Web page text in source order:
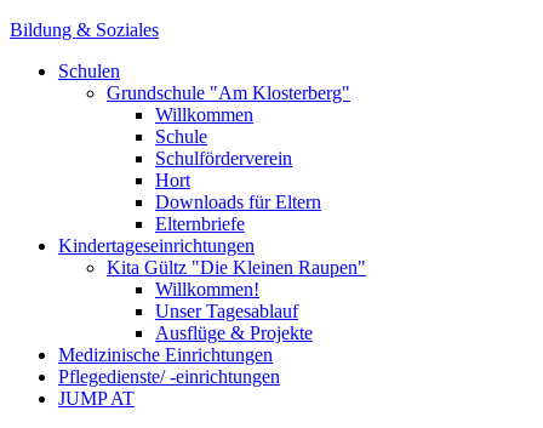
Bildung & Soziales
Schulen
Grundschule "Am Klosterberg"
Willkommen
Schule
Schulförderverein
Hort
Downloads für Eltern
Elternbriefe
Kindertageseinrichtungen
Kita Gültz "Die Kleinen Raupen"
Willkommen!
Unser Tagesablauf
Ausflüge & Projekte
Medizinische Einrichtungen
Pflegedienste/ -einrichtungen
JUMP AT